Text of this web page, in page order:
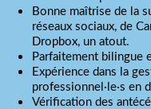
Bonne maîtrise de la
réseaux sociaux, de
Dropbox, un atout.
Parfaitement bilingue
Expérience dans la
professionnel·le·s en
Vérification des